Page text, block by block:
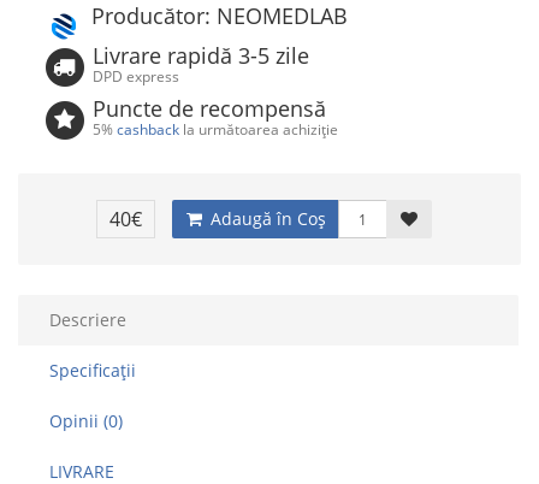
Producător: NEOMEDLAB
Livrare rapidă 3-5 zile
DPD express
Puncte de recompensă
5%cashback la următoarea achiziție
40€ Adaugă în Coş
Descriere
Specificaţii
Opinii (0)
LIVRARE